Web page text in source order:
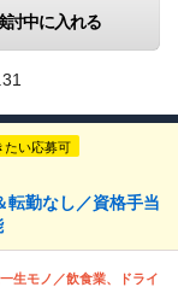
討中に入れる
たい応募可
転勤なし／資格手当
生モノ／飲食業、ドライ